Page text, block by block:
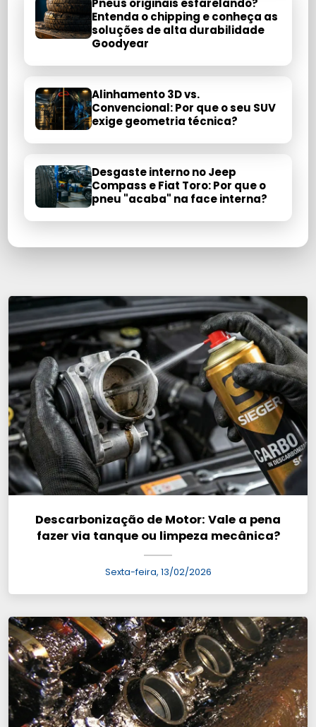
Pneus originais esfarelando?
Entenda o chipping e conheça as
soluções de alta durabilidade
Goodyear
Alinhamento 3D vs.
Convencional: Por que o seu SUV
exige geometria técnica?
Desgaste interno no Jeep
Compass e Fiat Toro: Por que o
pneu "acaba" na face interna?
Descarbonização de Motor: Vale a pena
fazer via tanque ou limpeza mecânica?
Sexta-feira, 13/02/2026